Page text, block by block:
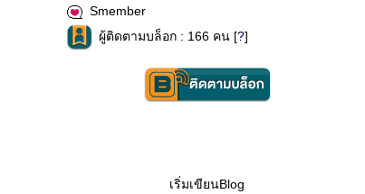
Smember
ผู้ติดตามบล็อก : 166 คน [?]
เริ่มเขียนBlog